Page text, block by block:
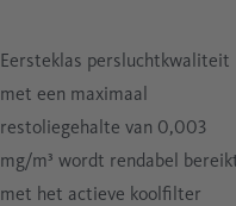
Eersteklas persluchtkwaliteit
met een maximaal
restoliegehalte van 0,003
mg/m³ wordt rendabel
met het actieve koolfilter